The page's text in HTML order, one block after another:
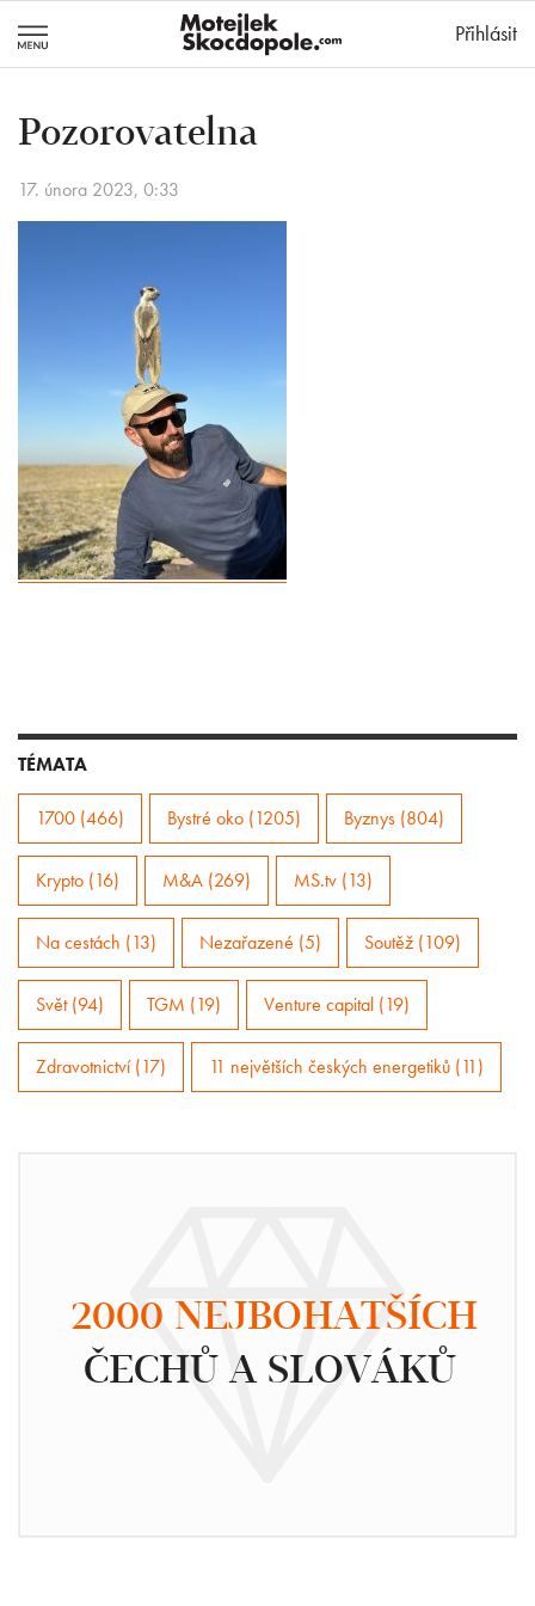
Přihlásit
Pozorovatelna
17. února 2023, 0:33
TÉMATA
1700 (466) Bystré oko (1205) Byznys (804)
Krypto (16) M&A (269) MS.tv (13)
Na cestách (13) Nezařazené (5) Soutěž (109)
Svět (94) TGM (19) Venture capital (19)
Zdravotnictví (17) 11 největších českých energetiků (11)
2000 NEJBOHATŠÍCH
ČECHŮ A SLOVÁKŮ